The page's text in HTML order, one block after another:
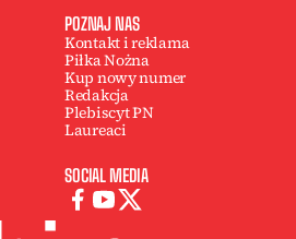
POZNAJ NAS
Kontakt i reklama
Piłka Nożna
Kup nowy numer
Redakcja
Plebiscyt PN
Laureaci
SOCIAL MEDIA